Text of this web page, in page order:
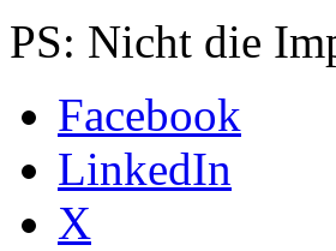
PS: Nicht die
Facebook
LinkedIn
X